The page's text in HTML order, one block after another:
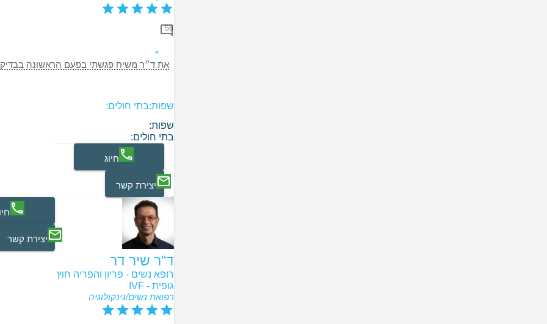
58
את ד״ר משיח פגשתי בפעם הראשונה בבדיקה שגרתית לפני 10 שנים . היא השאירה לי זכרון כל כך טוב ש 10 שנים אחר כך התחלתי בחיפושים בגוגל כדי למצוא אותה ולמזלי לא ידעתי שהיא גם מומחית להפרייה חוץ גופית . זאת הרופא שאני מאחלת לכל הנשים בעולם , לא פגשתי רופא כזאת שהיא לא רק מסורה לעבודתה היא לפני הכל אנושית סובלנית , זמינה ,קשובה מצחיקה ומאוד מרגיעה כל מה שאישית הייתי צריכה במיוחד שאת התהליך אני
שפות:בתי חולים:
שפות:
בתי חולים:
חיוג
יצירת קשר
ד"ר שיר דר
רופא נשים - פריון והפריה חוץ
גופית - IVF
רפואת נשים/גינקולוגיה
יצירת קשר